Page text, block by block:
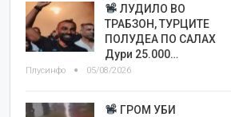
ЛУДИЛО ВО
ТРАБЗОН, ТУРЦИТЕ
ПОЛУДЕА ПО САЛАХ
Дури 25.000…
Плусинфо 05/08/2026
ГРОМ УБИ